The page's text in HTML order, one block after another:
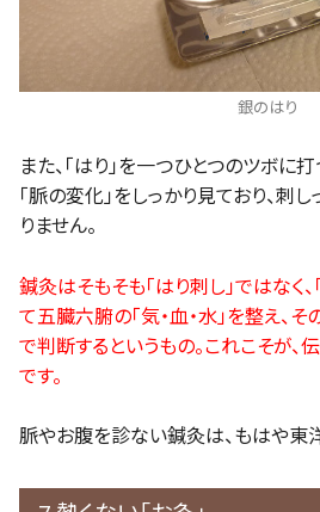
銀のはり
また、「はり」を一つひとつのツボに
「脈の変化」をしっかり見ており、刺
りません。
鍼灸はそもそも「はり刺し」ではなく
て五臓六腑の「気・血・水」を整え、
で判断するというもの。これこそが、
です。
脈やお腹を診ない鍼灸は、もはや東